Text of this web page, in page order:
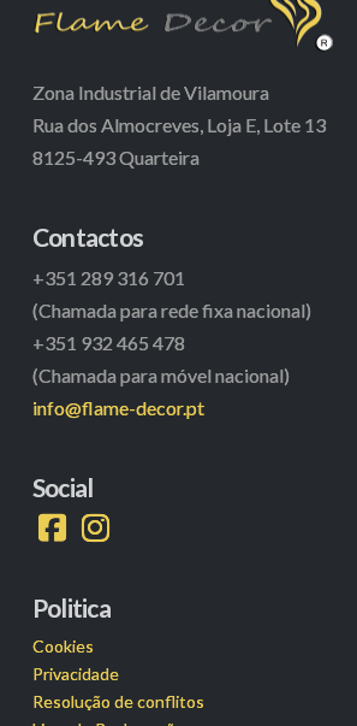
Zona Industrial de Vilamoura
Rua dos Almocreves, Loja E, Lote 13
8125-493 Quarteira
Contactos
+351 289 316 701
(Chamada para rede fixa nacional)
+351 932 465 478
(Chamada para móvel nacional)
info@flame-decor.pt
Social
Politica
Cookies
Privacidade
Resolução de conflitos